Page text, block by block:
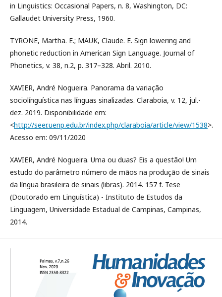
in Linguistics: Occasional Papers, n. 8, Washington, DC:
Gallaudet University Press, 1960.
TYRONE, Martha. E.; MAUK, Claude. E. Sign lowering and
phonetic reduction in American Sign Language. Journal of
Phonetics, v. 38, n.2, p. 317–328. Abril. 2010.
XAVIER, André Nogueira. Panorama da variação
sociolínguística nas línguas sinalizadas. Claraboia, v. 12, jul.-
dez. 2019. Disponibilidade em:
<http://seer.uenp.edu.br/index.php/claraboia/article/view/1538>.
Acesso em: 09/11/2020
XAVIER, André Nogueira. Uma ou duas? Eis a questão! Um
estudo do parâmetro número de mãos na produção de sinais
da língua brasileira de sinais (libras). 2014. 157 f. Tese
(Doutorado em Linguística) - Instituto de Estudos da
Linguagem, Universidade Estadual de Campinas, Campinas,
2014.